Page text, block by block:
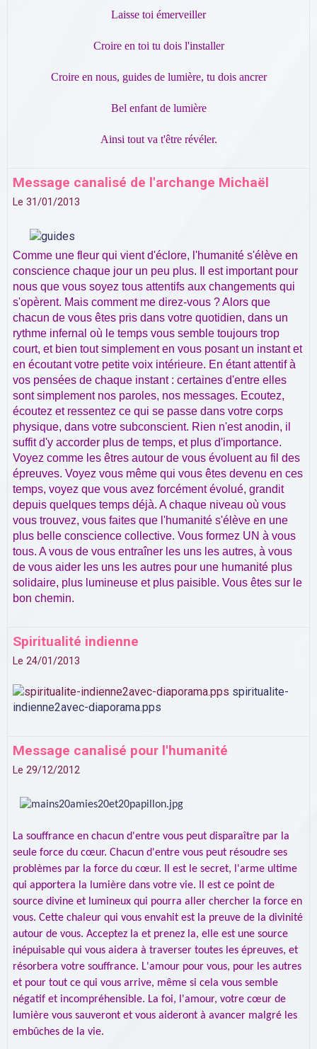
Laisse toi émerveiller
Croire en toi tu dois l'installer
Croire en nous, guides de lumière, tu dois ancrer
Bel enfant de lumière
Ainsi tout va t'être révéler.
Message canalisé de l'archange Michaël
Le 31/01/2013
Comme une fleur qui vient d'éclore, l'humanité s'élève en
conscience chaque jour un peu plus. Il est important pour
nous que vous soyez tous attentifs aux changements qui
s'opèrent. Mais comment me direz-vous ? Alors que
chacun de vous êtes pris dans votre quotidien, dans un
rythme infernal où le temps vous semble toujours trop
court, et bien tout simplement en vous posant un instant et
en écoutant votre petite voix intérieure. En étant attentif à
vos pensées de chaque instant : certaines d'entre elles
sont simplement nos paroles, nos messages. Ecoutez,
écoutez et ressentez ce qui se passe dans votre corps
physique, dans votre subconscient. Rien n'est anodin, il
suffit d'y accorder plus de temps, et plus d'importance.
Voyez comme les êtres autour de vous évoluent au fil des
épreuves. Voyez vous même qui vous êtes devenu en ces
temps, voyez que vous avez forcément évolué, grandit
depuis quelques temps déjà. A chaque niveau où vous
vous trouvez, vous faites que l'humanité s'élève en une
plus belle conscience collective. Vous formez UN à vous
tous. A vous de vous entraîner les uns les autres, à vous
de vous aider les uns les autres pour une humanité plus
solidaire, plus lumineuse et plus paisible. Vous êtes sur le
bon chemin.
Spiritualité indienne
Le 24/01/2013
spiritualite-
indienne2avec-diaporama.pps
Message canalisé pour l'humanité
Le 29/12/2012
La souffrance en chacun d'entre vous peut disparaître par la
seule force du cœur. Chacun d'entre vous peut résoudre ses
problèmes par la force du cœur. Il est le secret, l'arme ultime
qui apportera la lumière dans votre vie. Il est ce point de
source divine et lumineux qui pourra aller chercher la force en
vous. Cette chaleur qui vous envahit est la preuve de la divinité
autour de vous. Acceptez la et prenez la, elle est une source
inépuisable qui vous aidera à traverser toutes les épreuves, et
résorbera votre souffrance. L'amour pour vous, pour les autres
et pour tout ce qui vous arrive, même si cela vous semble
négatif et incompréhensible. La foi, l'amour, votre cœur de
lumière vous sauveront et vous aideront à avancer malgré les
embûches de la vie.